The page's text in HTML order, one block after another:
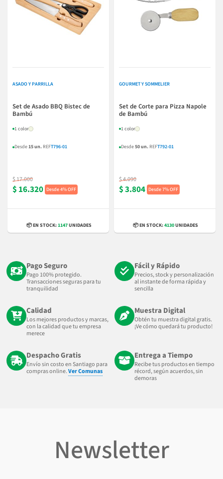
ASADO Y PARRILLA
Set de Asado BBQ Bistec de
Bambú
1 color
Desde15 un. REFT796-01
$ 17.000
$ 16.320 4% OFF
📦 EN STOCK:1147UNIDADES
GOURMET Y SOMMELIER
Set de Corte para Pizza Napole
de Bambú
1 color
Desde50 un. REFT792-01
$ 4.090
$ 3.804 7% OFF
📦 EN STOCK:4130UNIDADES
Pago Seguro
Pago 100% protegido.
Transacciones seguras para tu
tranquilidad
Fácil y Rápido
Precios, stock y personalización
al instante de forma rápida y
sencilla
Calidad
Los mejores productos y marcas,
con la calidad que tu empresa
merece
Muestra Digital
Obtén tu muestra digital gratis.
¡Ve cómo quedará tu producto!
Despacho Gratis
Envío sin costo en Santiago para
compras online.Ver Comunas
Entrega a Tiempo
Recibe tus productos en tiempo
récord, según acuerdos, sin
demoras
Newsletter